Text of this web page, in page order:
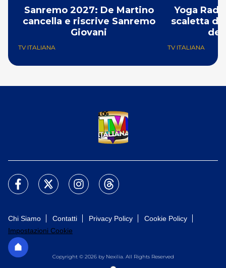
Sanremo 2027: De Martino
cancella e riscrive Sanremo
Giovani
TV ITALIANA
Yoga
scaletta
del
TV ITALIANA
Chi Siamo Contatti Privacy Policy
Cookie Policy
Impostazioni Cookie
Copyright © 2026 by Nexilia. All Rights Reserved